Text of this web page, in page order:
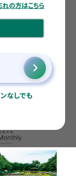
の方はこちら
なしでも